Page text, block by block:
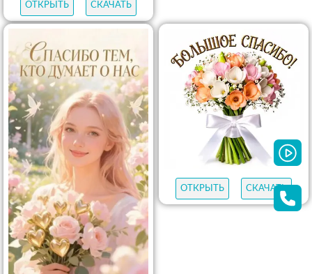
ОТКРЫТЬ СКАЧАТЬ
ОТКРЫТЬ СКАЧАТЬ